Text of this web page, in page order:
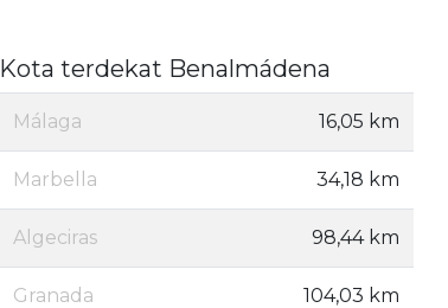
Kota terdekat Benalmádena
Málaga 16,05 km
Marbella 34,18 km
Algeciras 98,44 km
Granada 104,03 km